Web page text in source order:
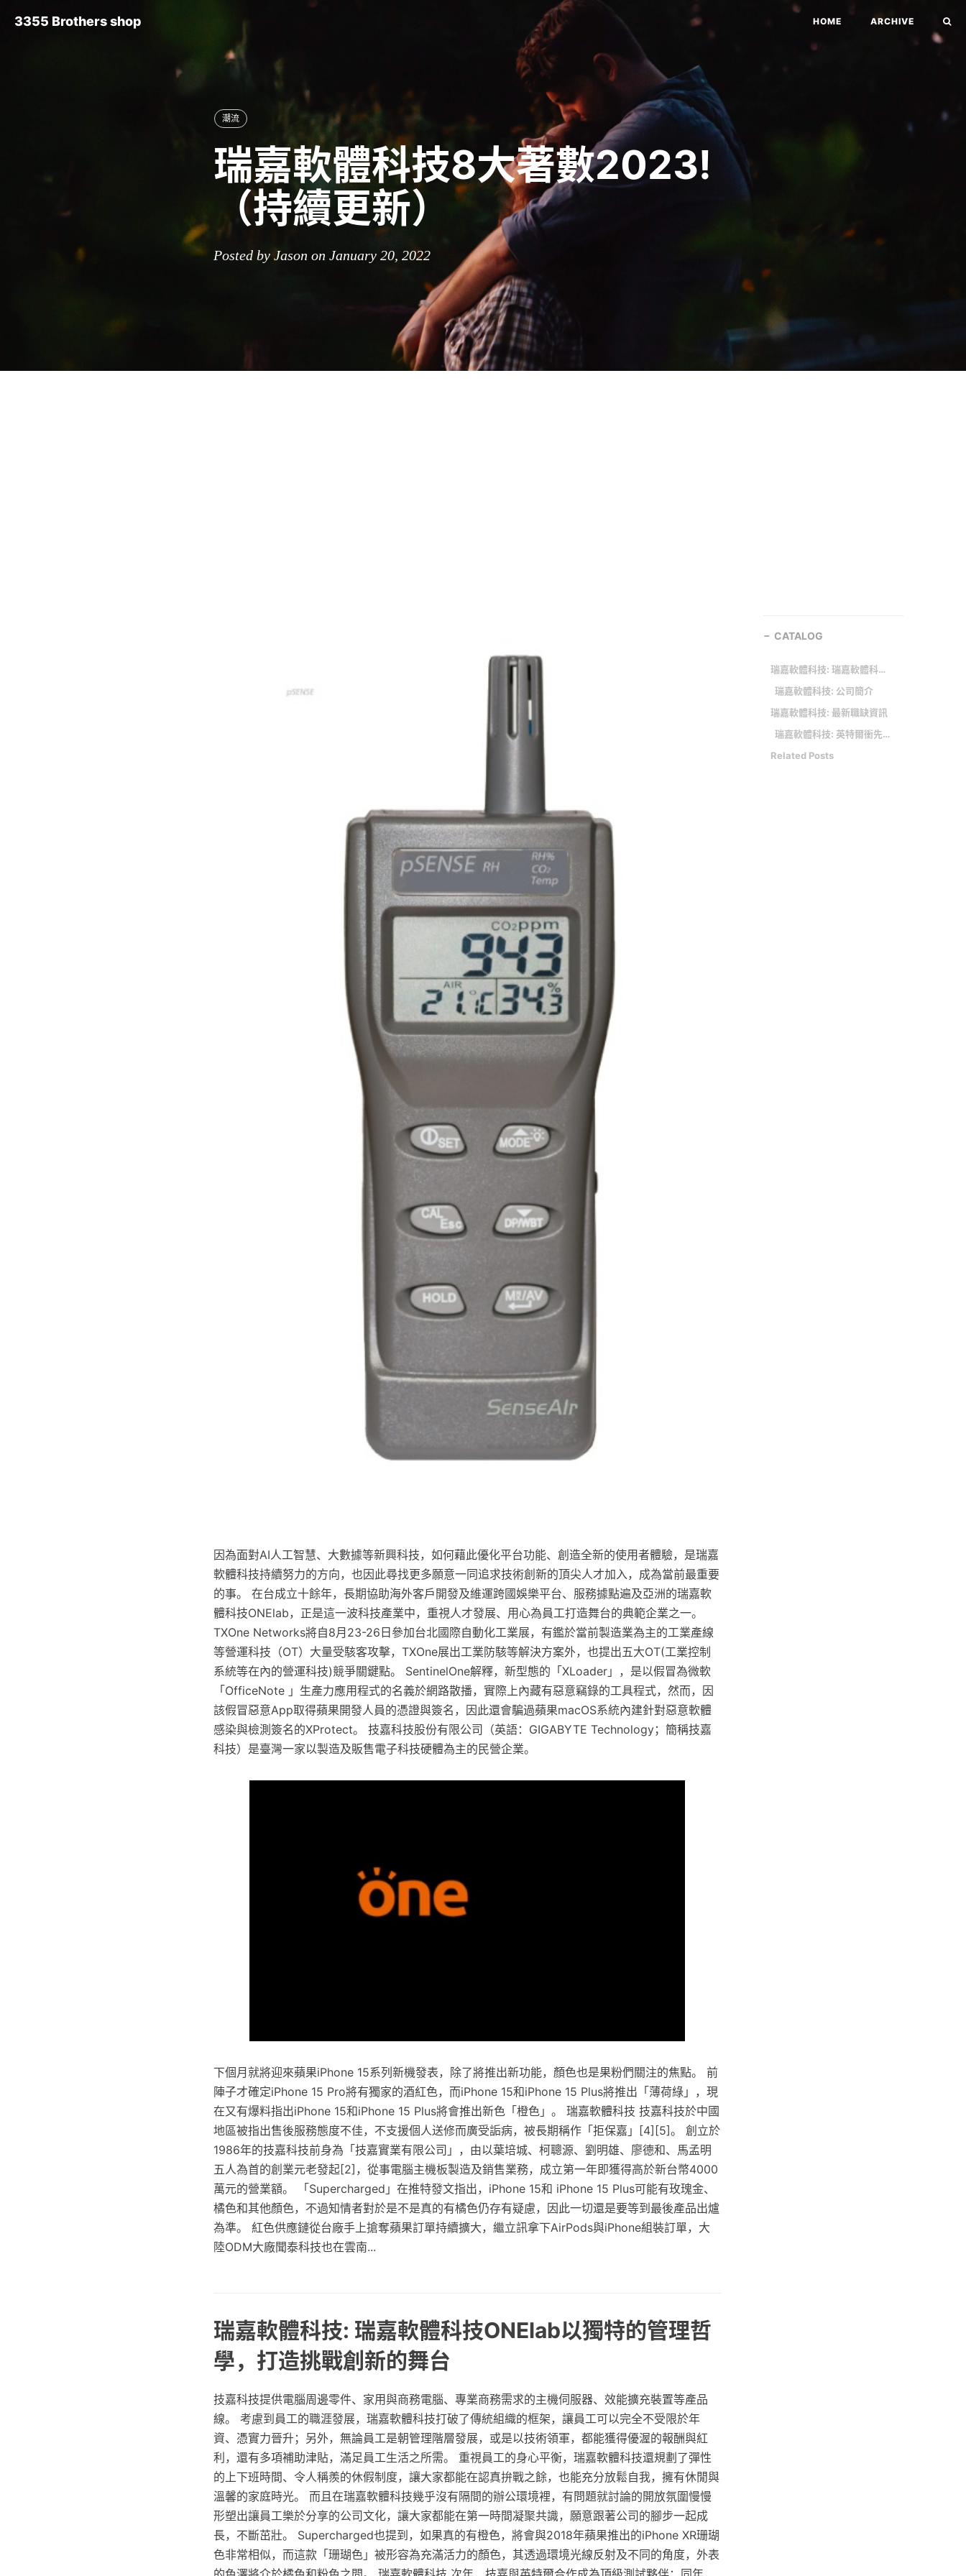
3355 Brothers shop HOME ARCHIVE
潮流
瑞嘉軟體科技8大著數2023!
（持續更新）
Posted by Jason on January 20, 2022
因為面對AI人工智慧、大數據等新興科技，如何藉此優化平台功能、創造全新的使用者體驗，是瑞嘉
軟體科技持續努力的方向，也因此尋找更多願意一同追求技術創新的頂尖人才加入，成為當前最重要
的事。 在台成立十餘年，長期協助海外客戶開發及維運跨國娛樂平台、服務據點遍及亞洲的瑞嘉軟
體科技ONElab，正是這一波科技產業中，重視人才發展、用心為員工打造舞台的典範企業之一。
TXOne Networks將自8月23-26日參加台北國際自動化工業展，有鑑於當前製造業為主的工業產線
等營運科技（OT）大量受駭客攻擊，TXOne展出工業防駭等解決方案外，也提出五大OT(工業控制
系統等在內的營運科技)競爭關鍵點。 SentinelOne解釋，新型態的「XLoader」，是以假冒為微軟
「OfficeNote 」生產力應用程式的名義於網路散播，實際上內藏有惡意竊錄的工具程式，然而，因
該假冒惡意App取得蘋果開發人員的憑證與簽名，因此還會騙過蘋果macOS系統內建針對惡意軟體
感染與檢測簽名的XProtect。 技嘉科技股份有限公司（英語：GIGABYTE Technology；簡稱技嘉
科技）是臺灣一家以製造及販售電子科技硬體為主的民營企業。
下個月就將迎來蘋果iPhone 15系列新機發表，除了將推出新功能，顏色也是果粉們關注的焦點。 前
陣子才確定iPhone 15 Pro將有獨家的酒紅色，而iPhone 15和iPhone 15 Plus將推出「薄荷綠」，現
在又有爆料指出iPhone 15和iPhone 15 Plus將會推出新色「橙色」。 瑞嘉軟體科技 技嘉科技於中國
地區被指出售後服務態度不佳，不支援個人送修而廣受詬病，被長期稱作「拒保嘉」[4][5]。 創立於
1986年的技嘉科技前身為「技嘉實業有限公司」，由以葉培城、柯聰源、劉明雄、廖德和、馬孟明
五人為首的創業元老發起[2]，從事電腦主機板製造及銷售業務，成立第一年即獲得高於新台幣4000
萬元的營業額。 「Supercharged」在推特發文指出，iPhone 15和 iPhone 15 Plus可能有玫瑰金、
橘色和其他顏色，不過知情者對於是不是真的有橘色仍存有疑慮，因此一切還是要等到最後產品出爐
為準。 紅色供應鏈從台廠手上搶奪蘋果訂單持續擴大，繼立訊拿下AirPods與iPhone組裝訂單，大
陸ODM大廠聞泰科技也在雲南...
瑞嘉軟體科技: 瑞嘉軟體科技ONElab以獨特的管理哲
學，打造挑戰創新的舞台
技嘉科技提供電腦周邊零件、家用與商務電腦、專業商務需求的主機伺服器、效能擴充裝置等產品
線。 考慮到員工的職涯發展，瑞嘉軟體科技打破了傳統組織的框架，讓員工可以完全不受限於年
資、憑實力晉升；另外，無論員工是朝管理階層發展，或是以技術領軍，都能獲得優渥的報酬與紅
利，還有多項補助津貼，滿足員工生活之所需。 重視員工的身心平衡，瑞嘉軟體科技還規劃了彈性
的上下班時間、令人稱羨的休假制度，讓大家都能在認真拚戰之餘，也能充分放鬆自我，擁有休閒與
溫馨的家庭時光。 而且在瑞嘉軟體科技幾乎沒有隔間的辦公環境裡，有問題就討論的開放氛圍慢慢
形塑出讓員工樂於分享的公司文化，讓大家都能在第一時間凝聚共識，願意跟著公司的腳步一起成
長，不斷茁壯。 Supercharged也提到，如果真的有橙色，將會與2018年蘋果推出的iPhone XR珊瑚
色非常相似，而這款「珊瑚色」被形容為充滿活力的顏色，其透過環境光線反射及不同的角度，外表
CATALOG
瑞嘉軟體科技: 瑞嘉軟體科技ONElab以獨特的管理哲學，打造挑戰創新的舞台
瑞嘉軟體科技: 公司簡介
瑞嘉軟體科技: 最新職缺資訊
瑞嘉軟體科技: 英特爾衝先進封裝 較勁台積
Related Posts